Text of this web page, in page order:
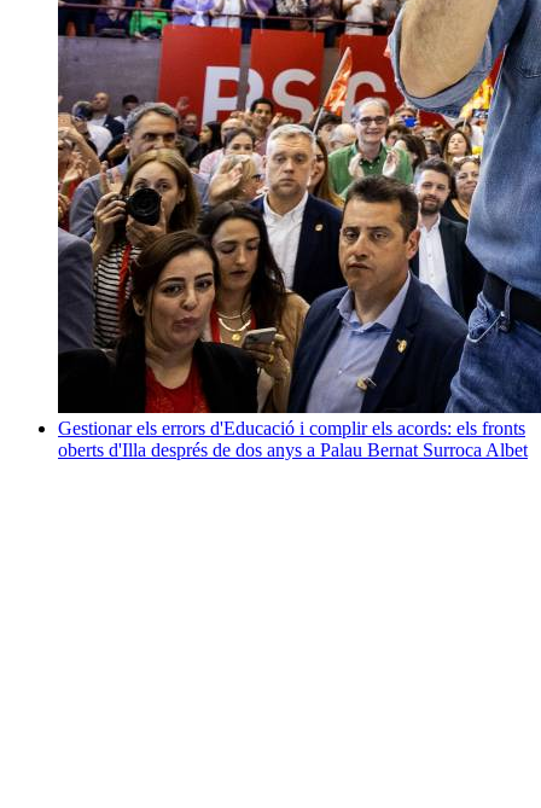
Gestionar els errors d'Educació i complir els acords: els fronts
oberts d'Illa després de dos anys a Palau Bernat Surroca Albet